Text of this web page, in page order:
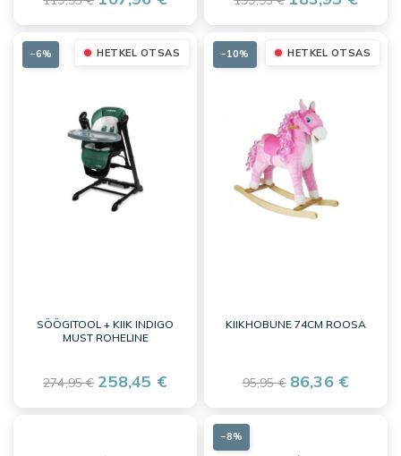
HETKEL OTSAS
SÖÖGITOOL + KIIK INDIGO
MUST ROHELINE
274,95 € 258,45 €
−6% HETKEL OTSAS
KIIKHOBUNE 74CM ROOSA
95,95 € 86,36 €
−10%
−8%